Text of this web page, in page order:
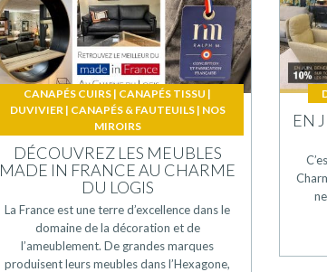
CANAPÉS CUIRS | CANAPÉS TISSU |
DUVIVIER | CANAPÉS & FAUTEUILS| NOS
MIROIRS
DÉCOUVREZ LES MEUBLES
MADE IN FRANCE AU CHARME
DU LOGIS
La France est une terre d’excellence dans le
domaine de la décoration et de
l’ameublement. De grandes marques
produisent leurs meubles dans l’Hexagone,
EN